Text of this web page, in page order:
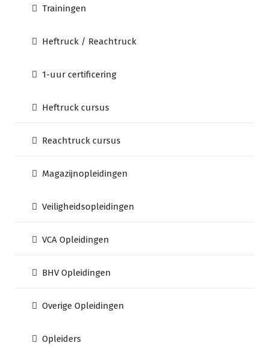
Trainingen
Heftruck / Reachtruck
1-uur certificering
Heftruck cursus
Reachtruck cursus
Magazijnopleidingen
Veiligheidsopleidingen
VCA Opleidingen
BHV Opleidingen
Overige Opleidingen
Opleiders